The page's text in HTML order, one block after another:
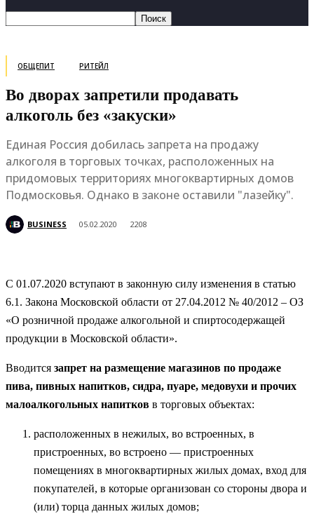
ОБЩЕПИТ РИТЕЙЛ
Во дворах запретили продавать
алкоголь без «закуски»
Единая Россия добилась запрета на продажу
алкоголя в торговых точках, расположенных на
придомовых территориях многоквартирных домов
Подмосковья. Однако в законе оставили "лазейку".
BUSINESS 05.02.2020 2208
С 01.07.2020 вступают в законную силу изменения в статью
6.1. Закона Московской области от 27.04.2012 № 40/2012 – ОЗ
«О розничной продаже алкогольной и спиртосодержащей
продукции в Московской области».
Вводится запрет на размещение магазинов по продаже
пива, пивных напитков, сидра, пуаре, медовухи и прочих
малоалкогольных напитков в торговых объектах:
расположенных в нежилых, во встроенных, в
пристроенных, во встроено — пристроенных
помещениях в многоквартирных жилых домах, вход для
покупателей, в которые организован со стороны двора и
(или) торца данных жилых домов;